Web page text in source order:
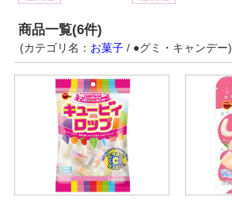
商品一覧(6件)
(カテゴリ名： お菓子/ ●グミ・キャンデー)